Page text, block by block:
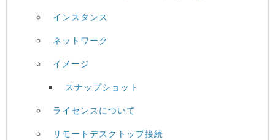
インスタンス
ネットワーク
イメージ
スナップショット
ライセンスについて
リモートデスクトップ接続